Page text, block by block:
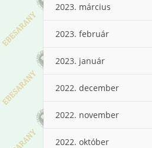
2023. március
2023. február
2023. január
2022. december
2022. november
2022. október